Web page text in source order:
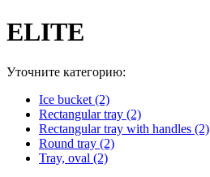
ELITE
Уточните категорию:
Ice bucket (2)
Rectangular tray (2)
Rectangular tray with handles (2)
Round tray (2)
Tray, oval (2)